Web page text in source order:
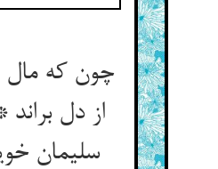
چون که مال
از دل
سلیمان